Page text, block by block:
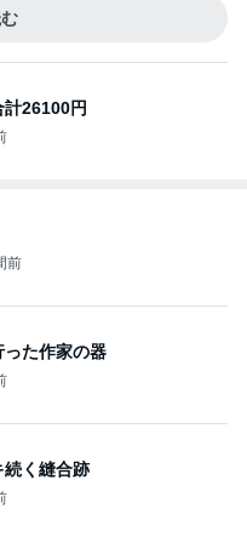
計26100円
前
た作家の器
続く縫合跡